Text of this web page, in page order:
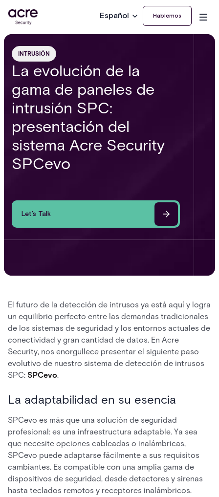
Español Hablemos
INTRUSIÓN
La evolución de la
gama de paneles de
intrusión SPC:
presentación del
sistema Acre Security
SPCevo
Let’s Talk
El futuro de la detección de intrusos ya está aquí y logra
un equilibrio perfecto entre las demandas tradicionales
de los sistemas de seguridad y los entornos actuales de
conectividad y gran cantidad de datos. En Acre
Security, nos enorgullece presentar el siguiente paso
evolutivo de nuestro sistema de detección de intrusos
SPC: SPCevo.
La adaptabilidad en su esencia
SPCevo es más que una solución de seguridad
profesional: es una infraestructura adaptable. Ya sea
que necesite opciones cableadas o inalámbricas,
SPCevo puede adaptarse fácilmente a sus requisitos
cambiantes. Es compatible con una amplia gama de
dispositivos de seguridad, desde detectores y sirenas
hasta teclados remotos y receptores inalámbricos.